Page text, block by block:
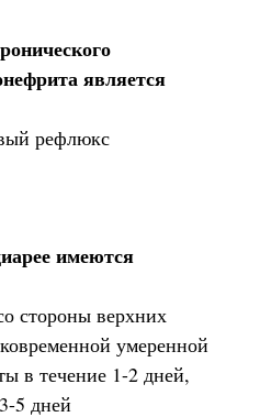
является
рефлюкс
имеются
стороны верхних
умеренной
в течение 1-2 дней,
5 дней